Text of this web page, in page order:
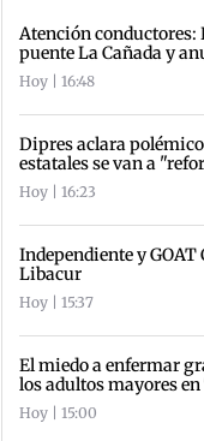
Atención
puente La Cañada y
Hoy | 16:48
Dipres aclara
estatales se van a
Hoy | 16:23
Independiente y
Libacur
Hoy | 15:37
El miedo a enfermar
los adultos mayores
Hoy | 15:00